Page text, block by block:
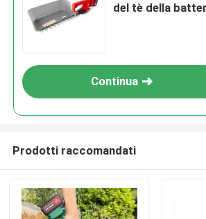
del tè della
Continua
Prodotti raccomandati